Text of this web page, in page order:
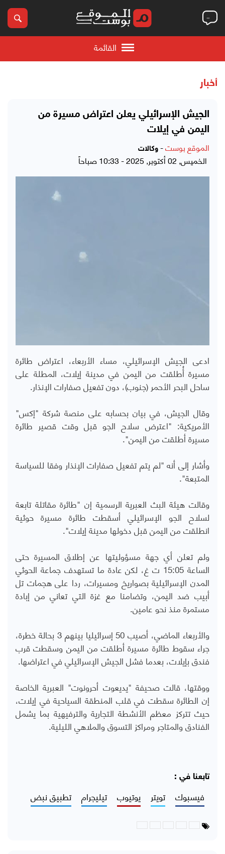
القائمة
أخبار
الجيش الإسرائيلي يعلن اعتراض مسيرة من
اليمن في إيلات
الموقع بوست- وكالات
الخميس, 02 أكتوبر, 2025 - 10:33 صباحاً
ادعى الجيش الإسرائيلي، مساء الأربعاء، اعتراض طائرة
مسيرة أُطلقت من اليمن في مدينة إيلات، المطلة على
ساحل البحر الأحمر (جنوب)، دون تفعيل صفارات الإنذار.
وقال الجيش، في بيان بحسابه على منصة شركة "إكس"
الأمريكية: "اعترض سلاح الجو قبل وقت قصير طائرة
مسيرة أطلقت من اليمن".
وأشار إلى أنه "لم يتم تفعيل صفارات الإنذار وفقا للسياسة
المتبعة".
وقالت هيئة البث العبرية الرسمية إن "طائرة مقاتلة تابعة
لسلاح الجو الإسرائيلي أسقطت طائرة مسيرة حوثية
انطلقت من اليمن قبل دخولها مدينة إيلات".
ولم تعلن أي جهة مسؤوليتها عن إطلاق المسيرة حتى
الساعة 15:05 ت غ، لكن عادة ما تستهدف جماعة الحوثي
المدن الإسرائيلية بصواريخ ومسيرات، ردا على هجمات تل
أبيب ضد اليمن، وتضامنا مع غزة التي تعاني من إبادة
مستمرة منذ نحو عامين.
والأربعاء الماضي، أصيب 50 إسرائيليا بينهم 3 بحالة خطرة،
جراء سقوط طائرة مسيرة أطلقت من اليمن وسقطت قرب
فندق بإيلات، بعدما فشل الجيش الإسرائيلي في اعتراضها.
ووقتها، قالت صحيفة "يديعوت أحرونوت" العبرية الخاصة
إن الطائرة سقطت في قلب المنطقة السياحية في إيلات،
حيث تتركز معظم الأنشطة التجارية والترفيهية بما يشمل
الفنادق والمتاجر ومراكز التسوق والملاهي الليلية.
تابعنا في :
فيسبوك تويتر يوتيوب تيليجرام تطبيق نبض